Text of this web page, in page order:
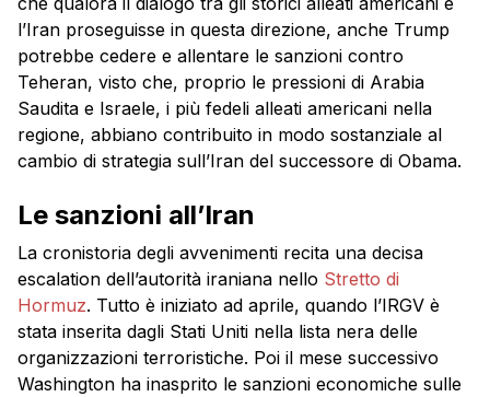
l’Iran proseguisse in questa direzione, anche Trump
potrebbe cedere e allentare le sanzioni contro
Teheran, visto che, proprio le pressioni di Arabia
Saudita e Israele, i più fedeli alleati americani nella
regione, abbiano contribuito in modo sostanziale al
cambio di strategia sull’Iran del successore di Obama.
Le sanzioni all’Iran
La cronistoria degli avvenimenti recita una decisa
escalation dell’autorità iraniana nello Stretto di
Hormuz. Tutto è iniziato ad aprile, quando l’IRGV è
stata inserita dagli Stati Uniti nella lista nera delle
organizzazioni terroristiche. Poi il mese successivo
Washington ha inasprito le sanzioni economiche sulle